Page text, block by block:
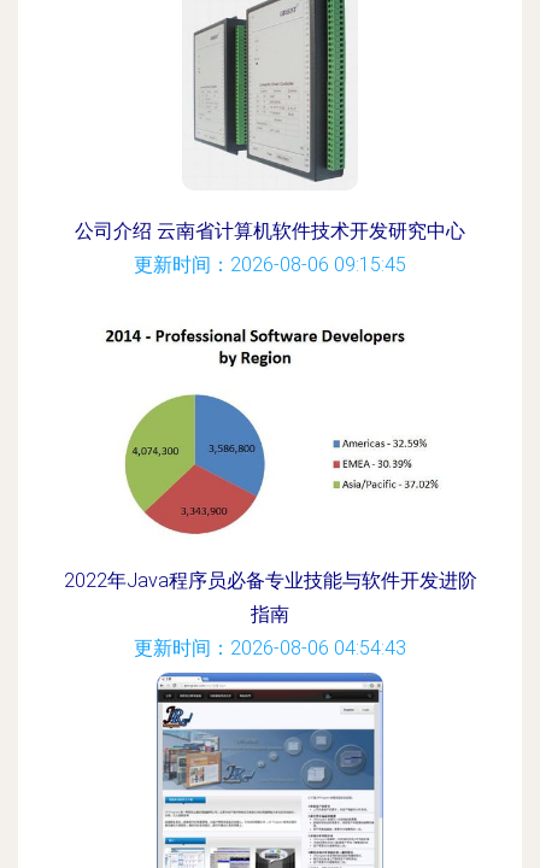
公司介绍 云南省计算机软件技术开发研究中心
更新时间：2026-08-06 09:15:45
2022年Java程序员必备专业技能与软件开发进阶
指南
更新时间：2026-08-06 04:54:43